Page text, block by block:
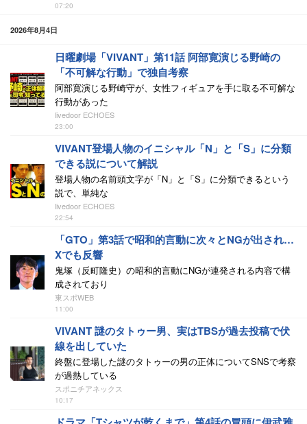
07:20
2026年8月4日
日曜劇場「VIVANT」第11話 阿部寛演じる野崎の
「不可解な行動」で独自考察
阿部寛演じる野崎守が、女性フィギュアを手に取る不可解な
行動があった
livedoor ECHOES
23:00
VIVANT登場人物のイニシャル「N」と「S」に分類
できる説について解説
登場人物の名前頭文字が「N」と「S」に分類できるという
説で、単純な
livedoor ECHOES
22:54
「GTO」第3話で昭和的言動に次々とNGが出され…
Xでも反響
鬼塚（反町隆史）の昭和的言動にNGが連発される内容で構
成されており
東スポWEB
11:00
VIVANT 謎のタトゥー男、実はTBSが過去投稿で伏
線を出していた
終盤に登場した謎のタトゥーの男の正体についてSNSで考察
が過熱している
スポニチアネックス
10:17